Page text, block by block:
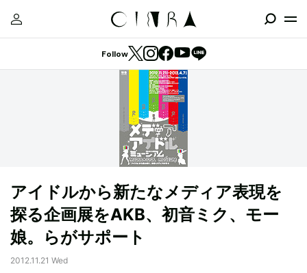
Follow
アイドルから新たなメディア表現を
探る企画展をAKB、初音ミク、モー
娘。らがサポート
2012.11.21 Wed